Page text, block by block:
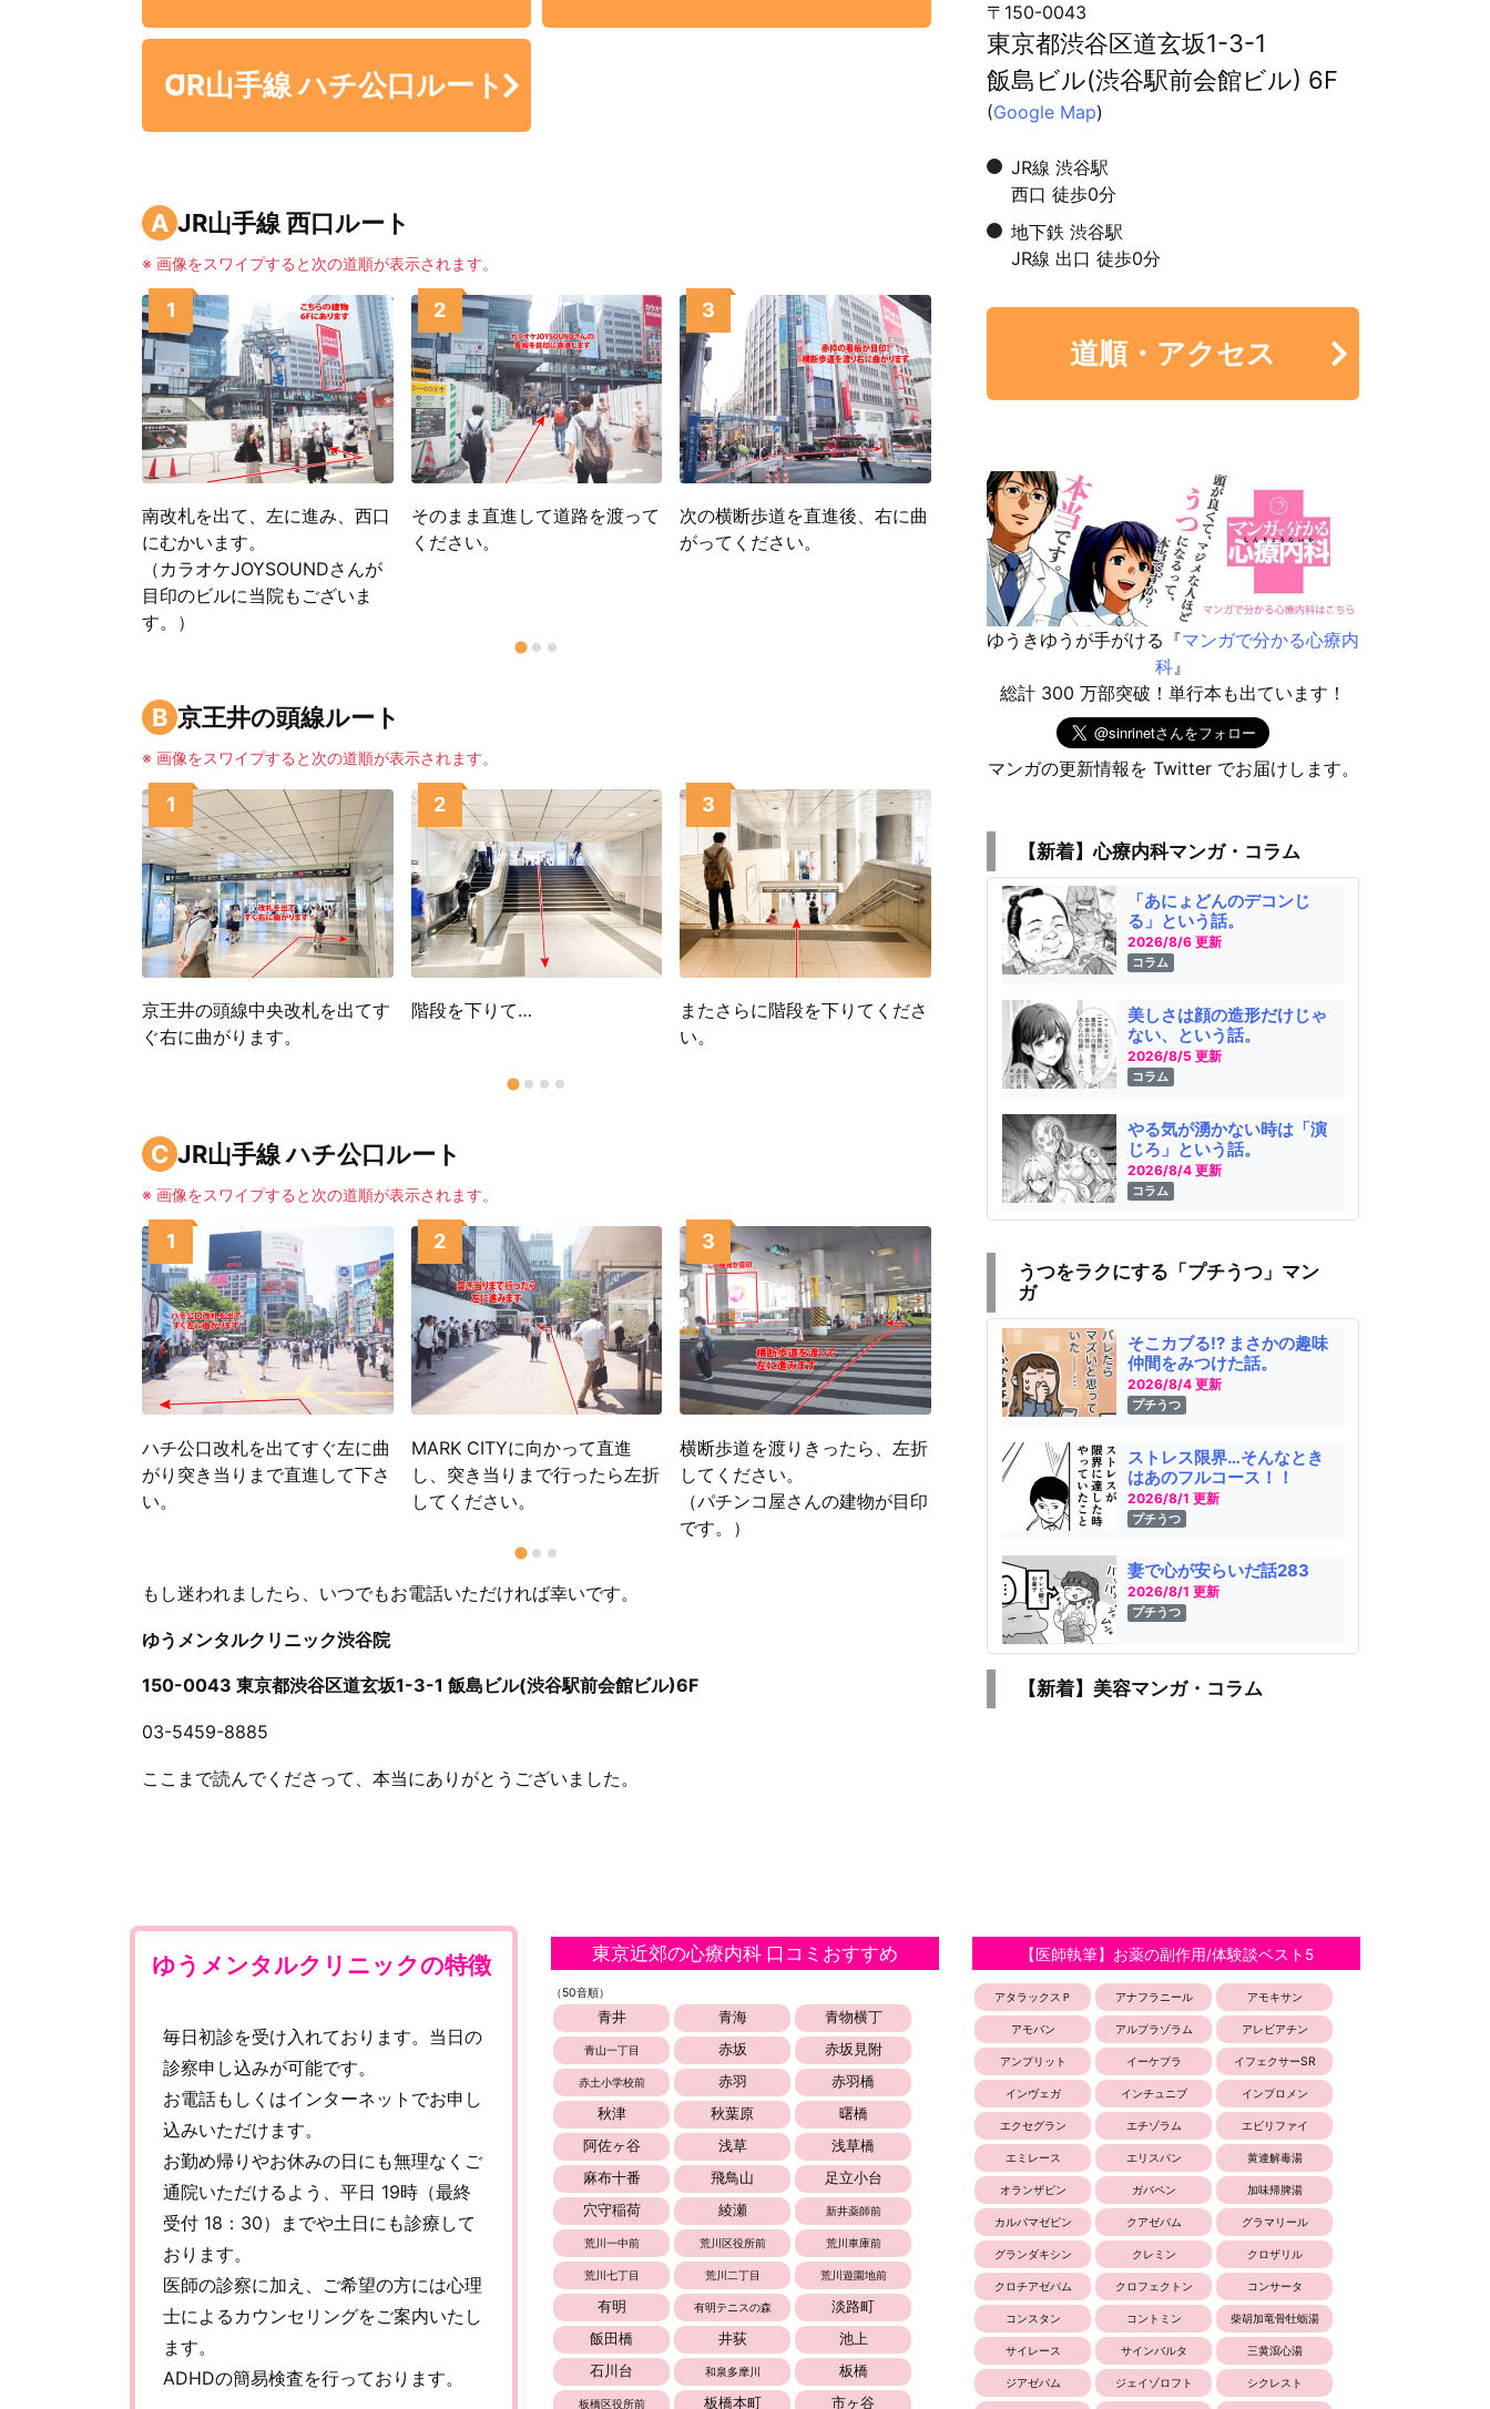
C
JR山手線 ハチ公口ルート
A JR山手線 西口ルート
※ 画像をスワイプすると次の道順が表示されます。
南改札を出て、左に進み、西口
にむかいます。
（カラオケJOYSOUNDさんが
目印のビルに当院もございま
す。）
そのまま直進して道路を渡って
ください。
次の横断歩道を直進後、右に曲
がってください。
こちらが、「ゆうメンタルクリ
ニック渋谷院」への入り口とな
ります。
ビルに入られましたら、突き当
りまで直進し、左にあるエレベ
ーターで6Fまでお進みくださ
い。
B 京王井の頭線ルート
※ 画像をスワイプすると次の道順が表示されます。
京王井の頭線中央改札を出てす
ぐ右に曲がります。
階段を下りて…
またさらに階段を下りてくださ
い。
次に、右側に見える横断歩道を
渡ります。
ニック渋谷院」への入り口とな
ります。
C JR山手線 ハチ公口ルート
※ 画像をスワイプすると次の道順が表示されます。
ハチ公口改札を出てすぐ左に曲
がり突き当りまで直進して下さ
い。
MARK CITYに向かって直進
し、突き当りまで行ったら左折
してください。
横断歩道を渡りきったら、左折
してください。
（パチンコ屋さんの建物が目印
です。）
こちらが、「ゆうメンタルクリ
ニック渋谷院」への入り口とな
ります。
りまで直進し、左にあるエレベ
ーターで6Fまでお進みくださ
い。
もし迷われましたら、いつでもお電話いただければ幸いです。
ゆうメンタルクリニック渋谷院
150-0043 東京都渋谷区道玄坂1-3-1 飯島ビル(渋谷駅前会館ビル)6F
03-5459-8885
ここまで読んでくださって、本当にありがとうございました。
〒150-0043
東京都渋谷区道玄坂1-3-1
飯島ビル(渋谷駅前会館ビル) 6F
(Google Map)
JR線 渋谷駅
西口 徒歩0分
地下鉄 渋谷駅
JR線 出口 徒歩0分
道順・アクセス
ゆうきゆうが手がける『マンガで分かる心療内
科 』
総計 300 万部突破！単行本も出ています！
マンガの更新情報を Twitter でお届けします。
【新着】心療内科マンガ・コラム
「あにょどんのデコンじ
る」という話。
2026/8/6 更新
コラム
美しさは顔の造形だけじゃ
ない、という話。
2026/8/5 更新
コラム
やる気が湧かない時は「演
じろ」という話。
2026/8/4 更新
コラム
うつをラクにする「プチうつ」マン
ガ
そこカブる!? まさかの趣味
仲間をみつけた話。
2026/8/4 更新
プチうつ
ストレス限界…そんなとき
はあのフルコース！！
2026/8/1 更新
プチうつ
妻で心が安らいだ話283
2026/8/1 更新
プチうつ
【新着】美容マンガ・コラム
ゆうメンタルクリニックの特徴
毎日初診を受け入れております。当日の
診察申し込みが可能です。
お電話もしくはインターネットでお申し
込みいただけます。
お勤め帰りやお休みの日にも無理なくご
通院いただけるよう、平日 19時（最終
受付 18：30）までや土日にも診療して
おります。
医師の診察に加え、ご希望の方には心理
士によるカウンセリングをご案内いたし
ます。
ADHDの簡易検査を行っております。
東京近郊の心療内科 口コミおすすめ
（50音順）
青井 青海 青物横丁
青山一丁目 赤坂 赤坂見附
赤土小学校前 赤羽
赤羽橋
秋津
秋葉原
曙橋
阿佐ヶ谷
浅草
浅草橋
麻布十番
飛鳥山
足立小台
穴守稲荷
綾瀬 新井薬師前
荒川一中前 荒川区役所前 荒川車庫前
荒川七丁目 荒川二丁目 荒川遊園地前
有明 有明テニスの森
淡路町
飯田橋
井荻
池上
石川台
和泉多摩川 板橋
板橋区役所前 板橋本町 市ヶ谷
【医師執筆】お薬の副作用/体験談ベスト5
アタラックスＰ アナフラニール アモキサン
アモバン アルプラゾラム アレビアチン
アンプリット イーケプラ イフェクサーSR
インヴェガ インチュニブ インプロメン
エクセグラン エチゾラム エビリファイ
エミレース エリスパン 黄連解毒湯
オランザピン ガバペン 加味帰脾湯
カルバマゼピン クアゼパム グラマリール
グランダキシン クレミン クロザリル
クロチアゼパム クロフェクトン コンサータ
コンスタン コントミン 柴胡加竜骨牡蛎湯
サイレース サインバルタ 三黄瀉心湯
ジアゼパム ジェイゾロフト シクレスト